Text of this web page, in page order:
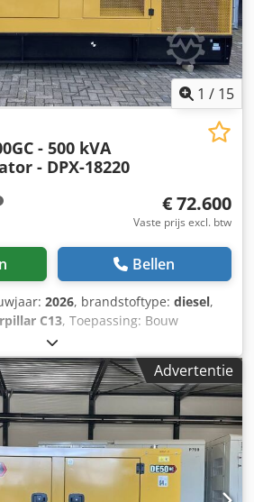
1 / 15
- 500 kVA
- DPX-18220
€ 72.600
Vaste prijs excl. btw
Bellen
2026, brandstoftype: diesel,
C13, Toepassing: Bouw
Dodpfoxvk Hksx Abmeck
kVA Afmetingen laadruimte: 310 x
ja Emissieniveau: Stage II / Tier
Watertank inhoud: 721 l Neem
voor meer informatie. = Extra
= - Accu - Bedieningspaneel - Stalen
Advertentie